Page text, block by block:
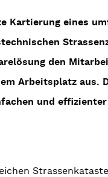
Kartierung eines
den
Arbeitsplatz aus.
und